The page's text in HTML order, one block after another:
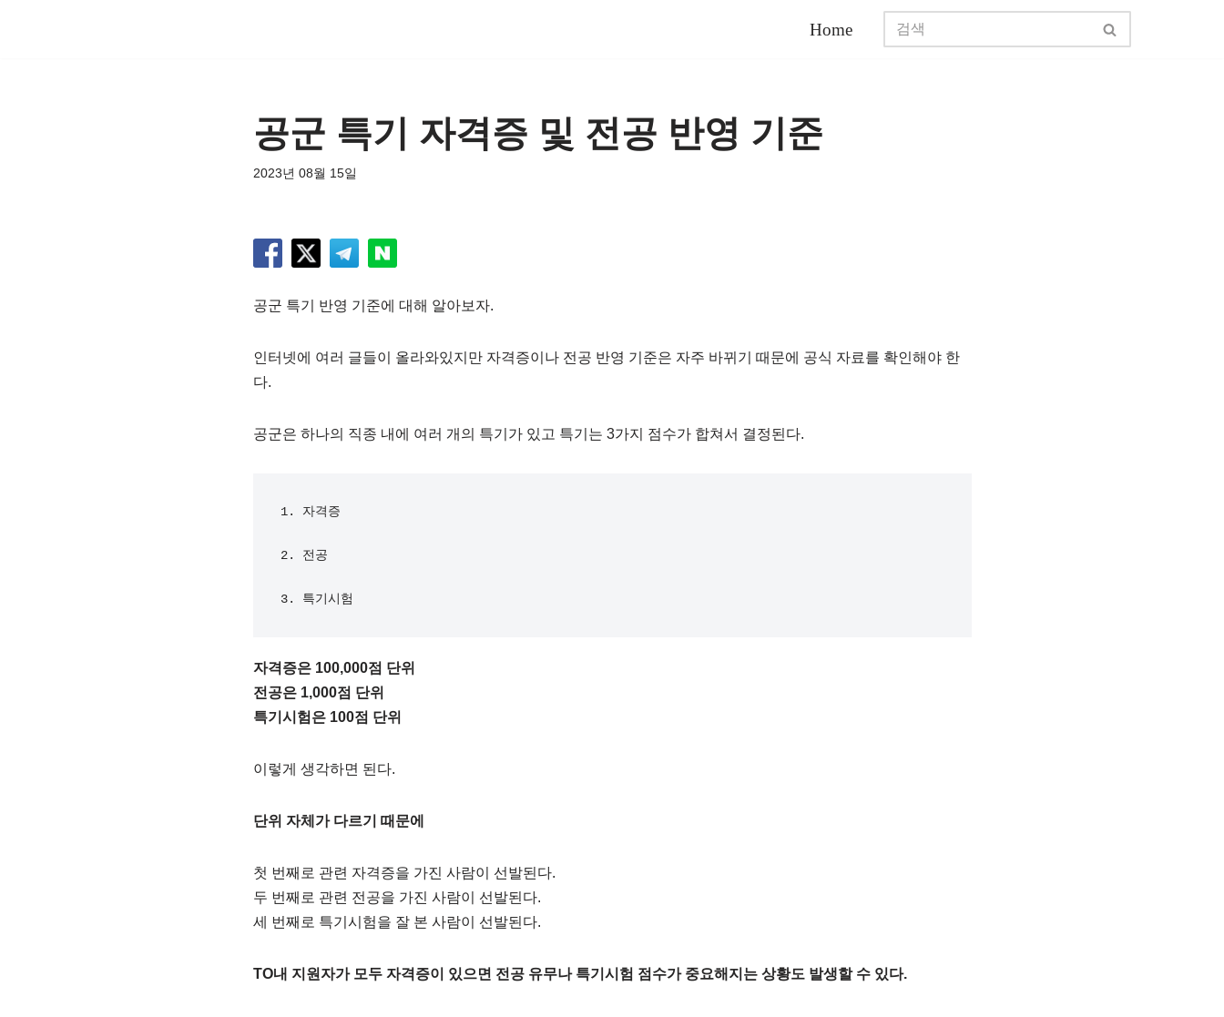
Home
공군 특기 자격증 및 전공 반영 기준
2023년 08월 15일
공군 특기 반영 기준에 대해 알아보자.
인터넷에 여러 글들이 올라와있지만 자격증이나 전공 반영 기준은 자주 바뀌기 때문에 공식 자료를 확인해야 한
다.
공군은 하나의 직종 내에 여러 개의 특기가 있고 특기는 3가지 점수가 합쳐서 결정된다.
1. 자격증
2. 전공
3. 특기시험
자격증은 100,000점 단위
전공은 1,000점 단위
특기시험은 100점 단위
이렇게 생각하면 된다.
단위 자체가 다르기 때문에
첫 번째로 관련 자격증을 가진 사람이 선발된다.
두 번째로 관련 전공을 가진 사람이 선발된다.
세 번째로 특기시험을 잘 본 사람이 선발된다.
TO내 지원자가 모두 자격증이 있으면 전공 유무나 특기시험 점수가 중요해지는 상황도 발생할 수 있다.